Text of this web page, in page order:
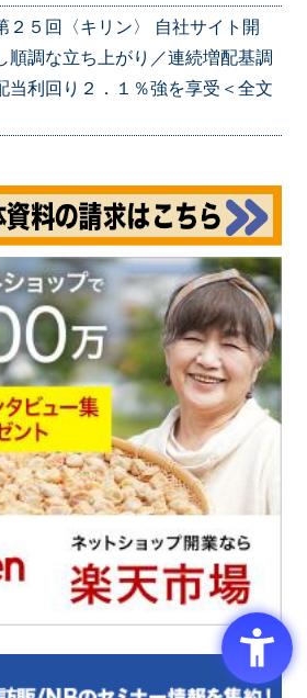
２５回〈キリン〉 自社サイト開
順調な立ち上がり／連続増配基調
当利回り２．１％強を享受＜全文